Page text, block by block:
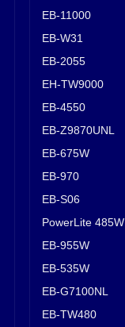
EB-11000
EB-W31
EB-2055
EH-TW9000
EB-4550
EB-Z9870UNL
EB-675W
EB-970
EB-S06
PowerLite 485W
EB-955W
EB-535W
EB-G7100NL
EB-TW480